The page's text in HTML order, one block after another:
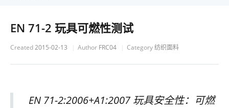
EN 71-2 玩具可燃性测试
Created2015-02-13 Author FRC04 Category纺织面料
EN 71-2:2006+A1:2007 玩具安全性：可燃